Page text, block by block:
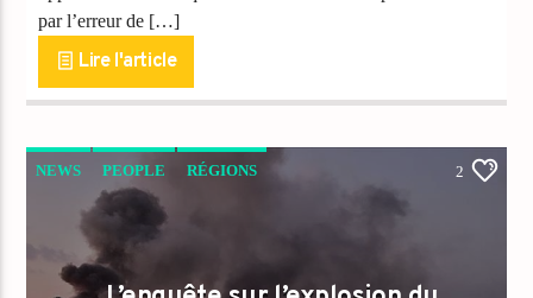
par l’erreur de […]
Lire l'article
NEWS PEOPLE RÉGIONS
VIDEO STORIES
2